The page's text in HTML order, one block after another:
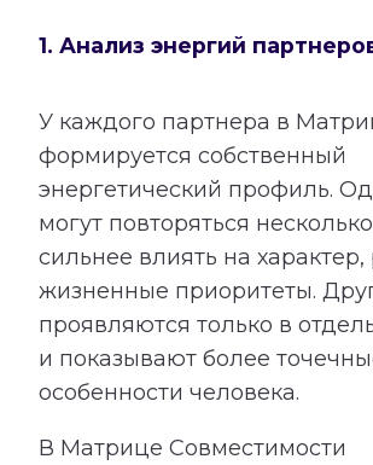
1. Анализ энергий
У каждого партнера в
формируется собственный
энергетический профиль.
могут повторяться
сильнее влиять на
жизненные приоритеты.
проявляются только в
и показывают более
особенности человека.
В Матрице Совместимости